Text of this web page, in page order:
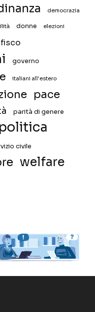
democrazia
donne elezioni
fisco
governo
italiani all'estero
pace
parità di genere
politica
civile
welfare